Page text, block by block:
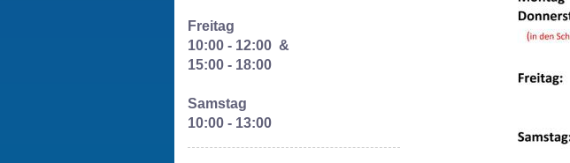
Freitag
10:00 - 12:00 &
15:00 - 18:00
Samstag
10:00 - 13:00